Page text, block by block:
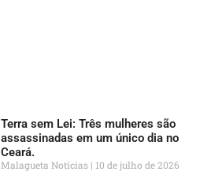
Terra sem Lei: Três mulheres são
assassinadas em um único dia no
Ceará.
Malagueta Notícias 10 de julho de 2026